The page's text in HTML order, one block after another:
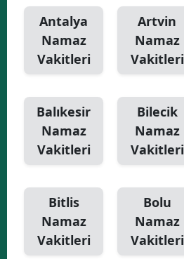
Antalya
Namaz
Vakitleri
Artvin
Namaz
Vakitleri
Balıkesir
Namaz
Vakitleri
Bilecik
Namaz
Vakitleri
Bitlis
Namaz
Vakitleri
Bolu
Namaz
Vakitleri